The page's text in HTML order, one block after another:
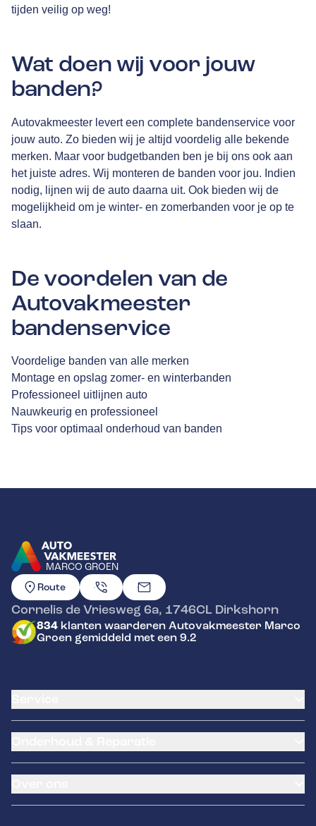
tijden veilig op weg!
Wat doen wij voor jouw
banden?
Autovakmeester levert een complete bandenservice voor
jouw auto. Zo bieden wij je altijd voordelig alle bekende
merken. Maar voor budgetbanden ben je bij ons ook aan
het juiste adres. Wij monteren de banden voor jou. Indien
nodig, lijnen wij de auto daarna uit. Ook bieden wij de
mogelijkheid om je winter- en zomerbanden voor je op te
slaan.
De voordelen van de
Autovakmeester
bandenservice
Voordelige banden van alle merken
Montage en opslag zomer- en winterbanden
Professioneel uitlijnen auto
Nauwkeurig en professioneel
Tips voor optimaal onderhoud van banden
MARCO GROEN
GA NAAR DE HOMEPAGINA
Route
Cornelis de Vriesweg 6a, 1746CL Dirkshorn
834 klanten waarderen Autovakmeester Marco
Groen gemiddeld met een 9.2
Banden service
Klantenkaart
Schade en reparatie